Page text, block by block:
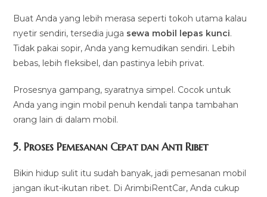
Buat Anda yang lebih merasa seperti tokoh utama kalau
nyetir sendiri, tersedia juga sewa mobil lepas kunci.
Tidak pakai sopir, Anda yang kemudikan sendiri. Lebih
bebas, lebih fleksibel, dan pastinya lebih privat.
Prosesnya gampang, syaratnya simpel. Cocok untuk
Anda yang ingin mobil penuh kendali tanpa tambahan
orang lain di dalam mobil.
5. Proses Pemesanan Cepat dan Anti Ribet
Bikin hidup sulit itu sudah banyak, jadi pemesanan mobil
jangan ikut-ikutan ribet. Di ArimbiRentCar, Anda cukup